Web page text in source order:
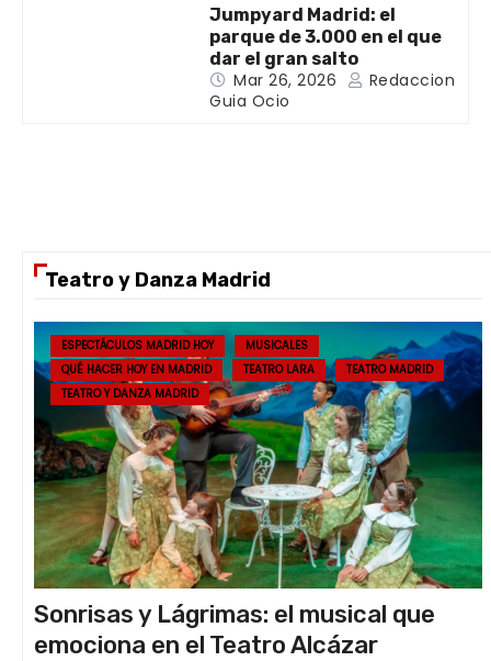
Jumpyard Madrid: el
parque de 3.000 en el que
dar el gran salto
Mar 26, 2026
Redaccion
Guia Ocio
Teatro y Danza Madrid
ESPECTÁCULOS MADRID HOY
MUSICALES
QUÉ HACER HOY EN MADRID
TEATRO LARA
TEATRO MADRID
TEATRO Y DANZA MADRID
Sonrisas y Lágrimas: el musical que
emociona en el Teatro Alcázar